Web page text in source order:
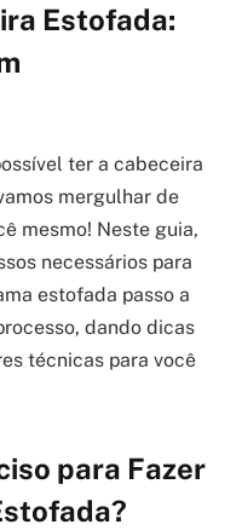
Estofada:
ter a cabeceira
mergulhar de
mesmo! Neste guia,
necessários para
estofada passo a
dando dicas
técnicas para você
para Fazer